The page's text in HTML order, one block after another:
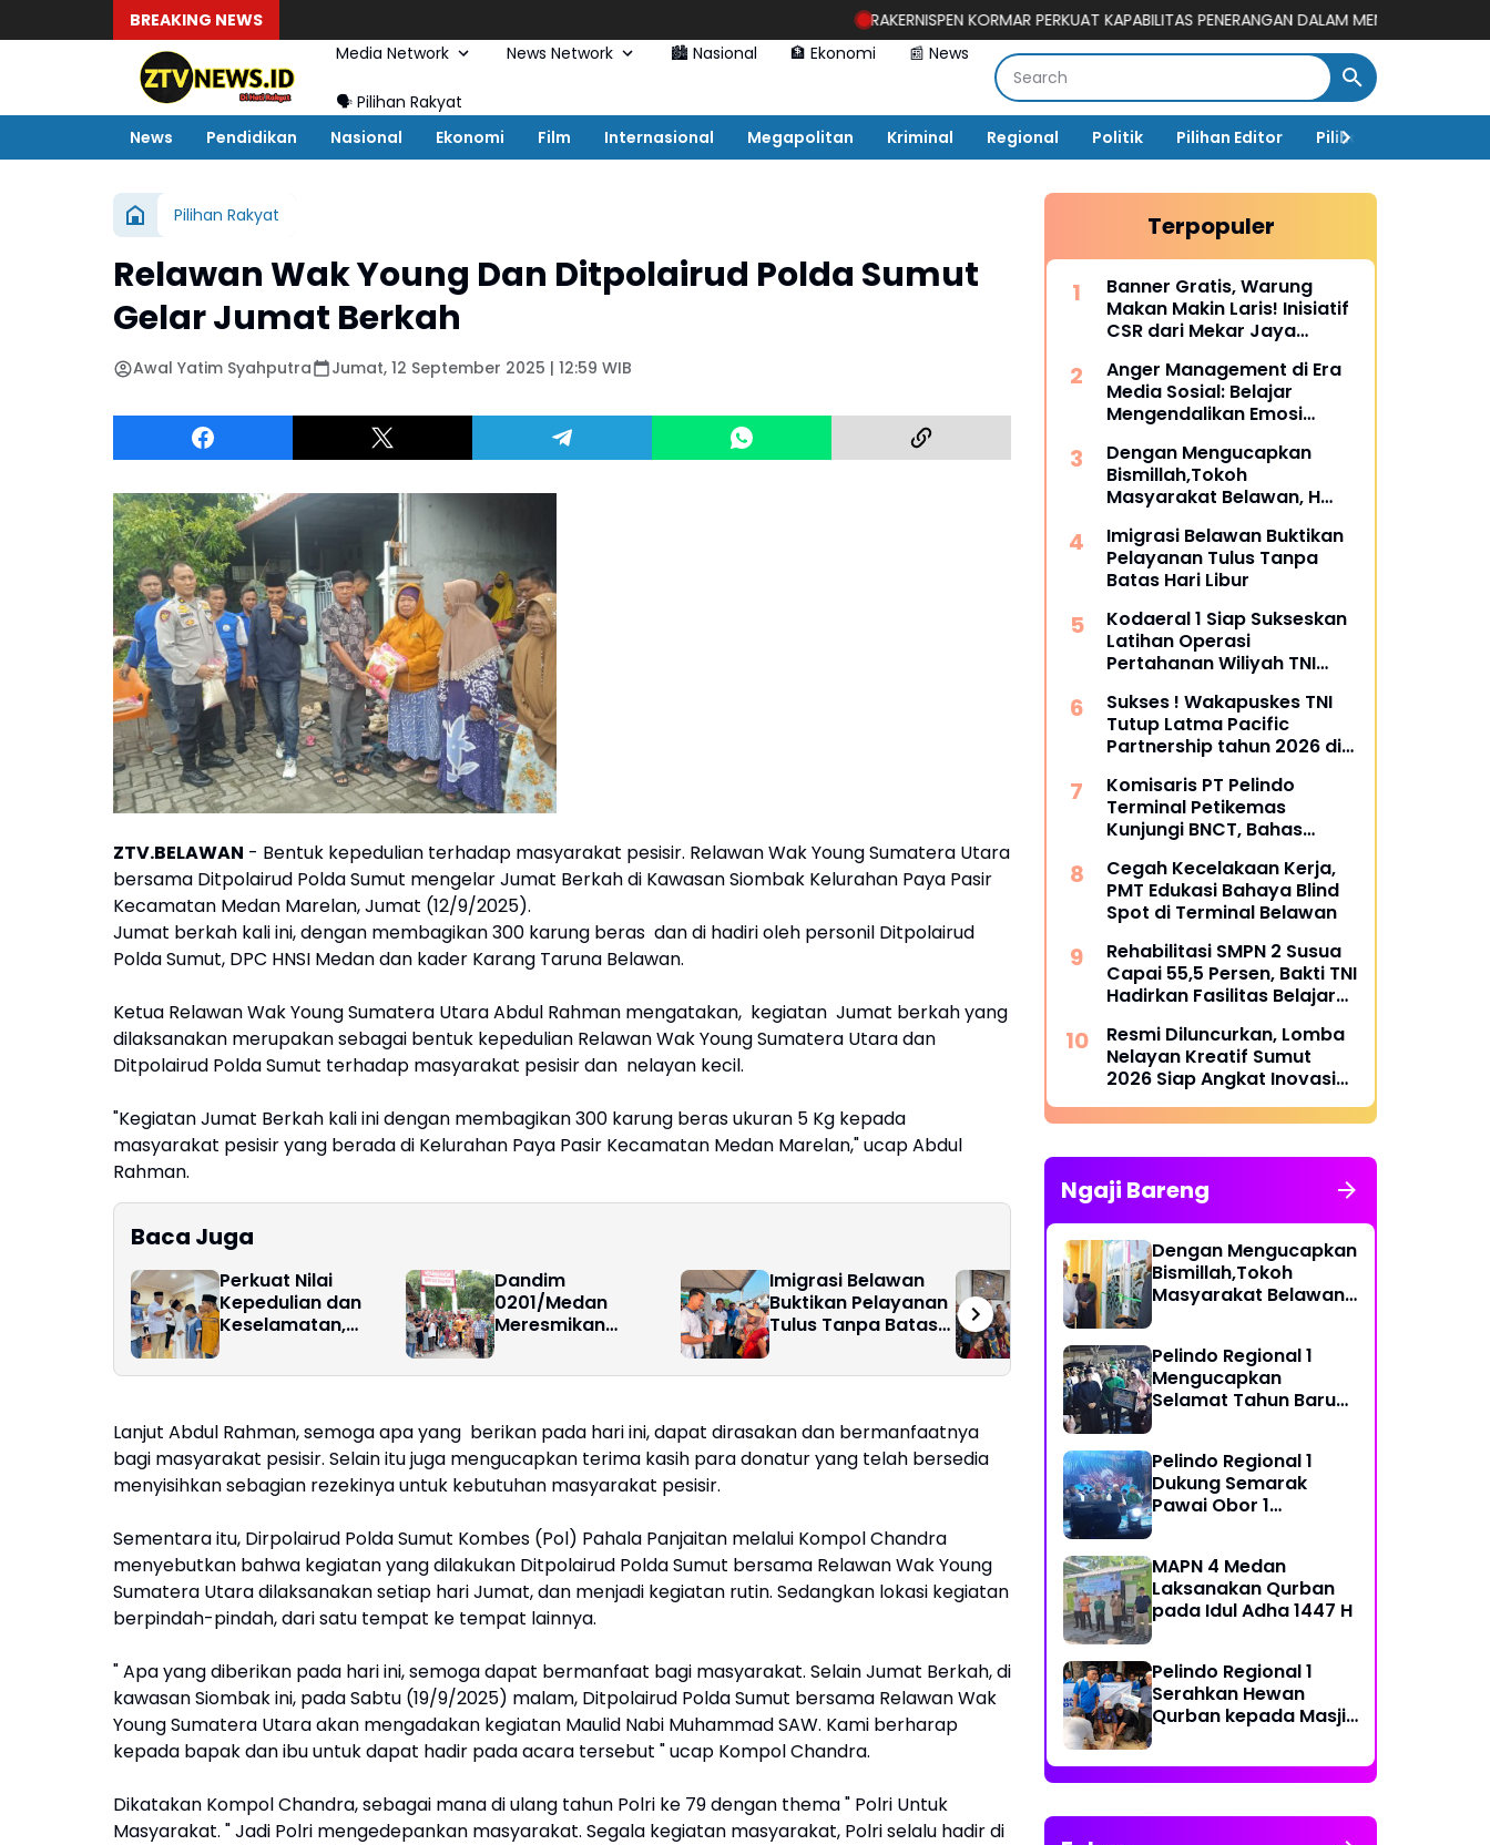
BREAKING NEWS
RAKERNISPEN KORMAR PERKUAT KAPABILITAS PENERANGAN DALAM MENGHADAPI DINAMIKA RUANG
Media Network
News Network 🏙️ Nasional 🏦 Ekonomi 📰 News
🗣️ Pilihan Rakyat
News
Pendidikan Nasional Ekonomi Film Internasional Megapolitan Kriminal Regional Politik Pilihan Editor Pilihan Rakyat
Pilihan Rakyat
Relawan Wak Young Dan Ditpolairud Polda Sumut
Gelar Jumat Berkah
Awal Yatim Syahputra Jumat, 12 September 2025 | 12:59 WIB
ZTV.BELAWAN - Bentuk kepedulian terhadap masyarakat pesisir. Relawan Wak Young Sumatera Utara
bersama Ditpolairud Polda Sumut mengelar Jumat Berkah di Kawasan Siombak Kelurahan Paya Pasir
Kecamatan Medan Marelan, Jumat (12/9/2025).
Jumat berkah kali ini, dengan membagikan 300 karung beras dan di hadiri oleh personil Ditpolairud
Polda Sumut, DPC HNSI Medan dan kader Karang Taruna Belawan.
Ketua Relawan Wak Young Sumatera Utara Abdul Rahman mengatakan, kegiatan Jumat berkah yang
dilaksanakan merupakan sebagai bentuk kepedulian Relawan Wak Young Sumatera Utara dan
Ditpolairud Polda Sumut terhadap masyarakat pesisir dan nelayan kecil.
"Kegiatan Jumat Berkah kali ini dengan membagikan 300 karung beras ukuran 5 Kg kepada
masyarakat pesisir yang berada di Kelurahan Paya Pasir Kecamatan Medan Marelan," ucap Abdul
Rahman.
Baca Juga
Perkuat Nilai
Kepedulian dan
Keselamatan,
Gelar Pengajian,
Yatim Piatu
Dandim
0201/Medan
Meresmikan
Gantung Panigara,
Lancar
Imigrasi Belawan
Buktikan Pelayanan
Tulus Tanpa Batas
Komandan
Kodaeral 1 Bangun
Kolaborasi
bersama RSUD dr.
Pirngadi Medan‎
Aritonang SE.SH :
Ibu Jimmy "Liong
Khim"
Lanjut Abdul Rahman, semoga apa yang berikan pada hari ini, dapat dirasakan dan bermanfaatnya
bagi masyarakat pesisir. Selain itu juga mengucapkan terima kasih para donatur yang telah bersedia
menyisihkan sebagian rezekinya untuk kebutuhan masyarakat pesisir.
Sementara itu, Dirpolairud Polda Sumut Kombes (Pol) Pahala Panjaitan melalui Kompol Chandra
menyebutkan bahwa kegiatan yang dilakukan Ditpolairud Polda Sumut bersama Relawan Wak Young
Sumatera Utara dilaksanakan setiap hari Jumat, dan menjadi kegiatan rutin. Sedangkan lokasi kegiatan
berpindah-pindah, dari satu tempat ke tempat lainnya.
" Apa yang diberikan pada hari ini, semoga dapat bermanfaat bagi masyarakat. Selain Jumat Berkah, di
kawasan Siombak ini, pada Sabtu (19/9/2025) malam, Ditpolairud Polda Sumut bersama Relawan Wak
Young Sumatera Utara akan mengadakan kegiatan Maulid Nabi Muhammad SAW. Kami berharap
kepada bapak dan ibu untuk dapat hadir pada acara tersebut " ucap Kompol Chandra.
Dikatakan Kompol Chandra, sebagai mana di ulang tahun Polri ke 79 dengan thema " Polri Untuk
Masyarakat. " Jadi Polri mengedepankan masyarakat. Segala kegiatan masyarakat, Polri selalu hadir di
Terpopuler
Banner Gratis, Warung
Makan Makin Laris! Inisiatif
CSR dari Mekar Jaya
Universitas Siber Asia
Anger Management di Era
Media Sosial: Belajar
Mengendalikan Emosi
Dengan Mengucapkan
Bismillah,Tokoh
Masyarakat Belawan, H
Musholla
Imigrasi Belawan Buktikan
Pelayanan Tulus Tanpa
Batas Hari Libur
Kodaeral 1 Siap Sukseskan
Latihan Operasi
Pertahanan Wiliyah TNI
Sukses ! Wakapuskes TNI
Tutup Latma Pacific
Partnership tahun 2026 di
Tengah
Komisaris PT Pelindo
Terminal Petikemas
Kunjungi BNCT, Bahas
Pengembangan Terminal
Cegah Kecelakaan Kerja,
PMT Edukasi Bahaya Blind
Spot di Terminal Belawan
Rehabilitasi SMPN 2 Susua
Capai 55,5 Persen, Bakti TNI
Hadirkan Fasilitas Belajar
Resmi Diluncurkan, Lomba
Nelayan Kreatif Sumut
2026 Siap Angkat Inovasi
dan Potensi Pesisir
Ngaji Bareng
Dengan Mengucapkan
Bismillah,Tokoh
Masyarakat Belawan,
Pelindo Regional 1
Mengucapkan
Selamat Tahun Baru
Pelindo Regional 1
Dukung Semarak
Pawai Obor 1
MAPN 4 Medan
Laksanakan Qurban
pada Idul Adha 1447 H
Pelindo Regional 1
Serahkan Hewan
Qurban kepada Masjid